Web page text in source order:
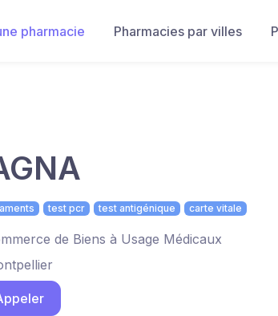
pharmacie Pharmacies par villes
test pcr test antigénique carte vitale
de Biens à Usage Médicaux